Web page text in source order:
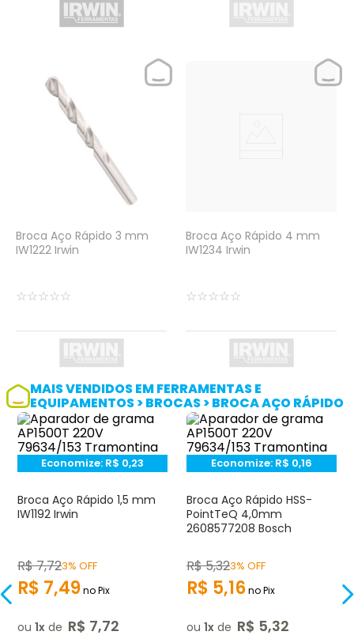
Broca Aço Rápido 3 mm
IW1222 Irwin
☆☆☆☆☆
Broca Aço Rápido 4 mm
IW1234 Irwin
☆☆☆☆☆
MAIS VENDIDOS EM FERRAMENTAS E
EQUIPAMENTOS > BROCAS > BROCA AÇO RÁPIDO
Economize: R$ 0,23
Broca Aço Rápido 1,5 mm
IW1192 Irwin
R$7,723% OFF
R$ 7,49no Pix
ou 1 de R$ 7,72
Economize: R$ 0,16
Broca Aço Rápido HSS-
PointTeQ 4,0mm
2608577208 Bosch
R$5,323% OFF
R$ 5,16no Pix
ou 1 de R$ 5,32